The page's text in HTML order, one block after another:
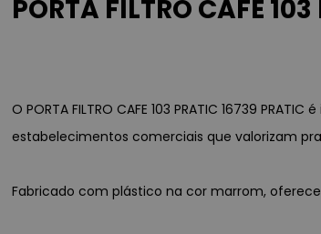
PORTA FILTRO CAFE
O PORTA FILTRO CAFE 103 PRATIC 16739
estabelecimentos comerciais que valorizam
Fabricado com plástico na cor marrom,